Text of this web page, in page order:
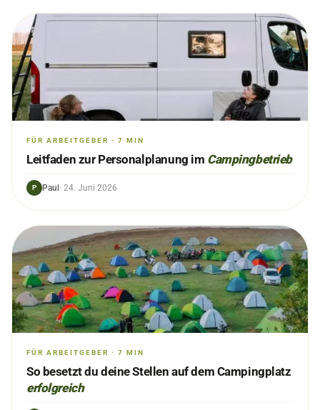
FÜR ARBEITGEBER · 7 MIN
Leitfaden zur Personalplanung im Campingbetrieb
P Paul· 24. Juni 2026
FÜR ARBEITGEBER · 7 MIN
So besetzt du deine Stellen auf dem Campingplatz
erfolgreich